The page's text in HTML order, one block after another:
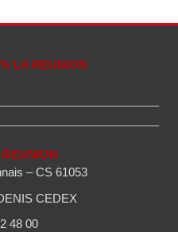
LA REUNION
REUNION
– CS 61053
CEDEX
48 00